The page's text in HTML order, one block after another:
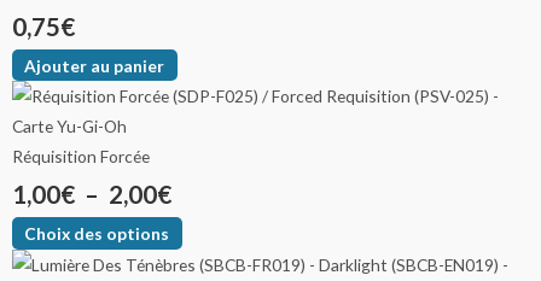
0,75€
Ajouter au panier
Réquisition Forcée
1,00€ – 2,00€
Choix des options